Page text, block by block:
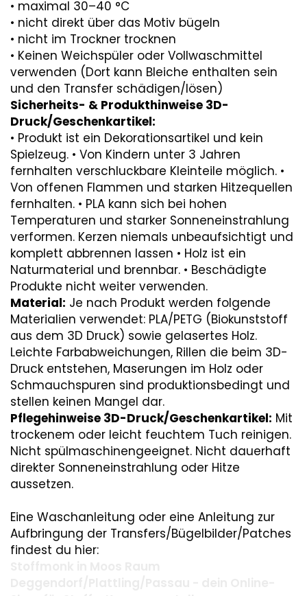
• maximal 30–40 °C
• nicht direkt über das Motiv bügeln
• nicht im Trockner trocknen
• Keinen Weichspüler oder Vollwaschmittel
verwenden (Dort kann Bleiche enthalten sein
und den Transfer schädigen/lösen)
Sicherheits- & Produkthinweise 3D-
Druck/Geschenkartikel:
• Produkt ist ein Dekorationsartikel und kein
Spielzeug. • Von Kindern unter 3 Jahren
fernhalten verschluckbare Kleinteile möglich. •
Von offenen Flammen und starken Hitzequellen
fernhalten. • PLA kann sich bei hohen
Temperaturen und starker Sonneneinstrahlung
verformen. Kerzen niemals unbeaufsichtigt und
komplett abbrennen lassen • Holz ist ein
Naturmaterial und brennbar. • Beschädigte
Produkte nicht weiter verwenden.
Material: Je nach Produkt werden folgende
Materialien verwendet: PLA/PETG (Biokunststoff
aus dem 3D Druck) sowie gelasertes Holz.
Leichte Farbabweichungen, Rillen die beim 3D-
Druck entstehen, Maserungen im Holz oder
Schmauchspuren sind produktionsbedingt und
stellen keinen Mangel dar.
Pflegehinweise 3D-Druck/Geschenkartikel: Mit
trockenem oder leicht feuchtem Tuch reinigen.
Nicht spülmaschinengeeignet. Nicht dauerhaft
direkter Sonneneinstrahlung oder Hitze
aussetzen.
Eine Waschanleitung oder eine Anleitung zur
Aufbringung der Transfers/Bügelbilder/Patches
findest du hier: